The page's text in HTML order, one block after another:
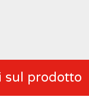
sul prodotto